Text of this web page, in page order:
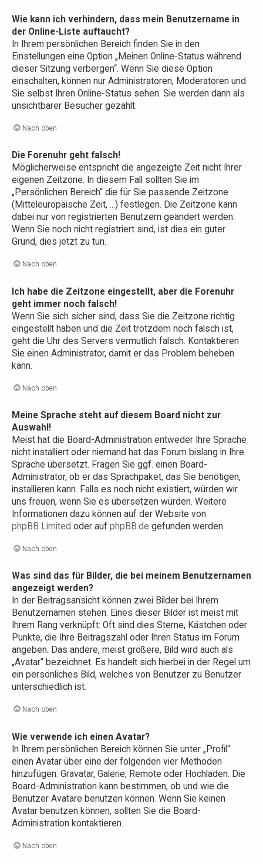
Wie kann ich verhindern, dass mein Benutzername in
der Online-Liste auftaucht?
In Ihrem persönlichen Bereich finden Sie in den
Einstellungen eine Option „Meinen Online-Status während
dieser Sitzung verbergen“. Wenn Sie diese Option
einschalten, können nur Administratoren, Moderatoren und
Sie selbst Ihren Online-Status sehen. Sie werden dann als
unsichtbarer Besucher gezählt.
Nach oben
Die Forenuhr geht falsch!
Möglicherweise entspricht die angezeigte Zeit nicht Ihrer
eigenen Zeitzone. In diesem Fall sollten Sie im
„Persönlichen Bereich“ die für Sie passende Zeitzone
(Mitteleuropäische Zeit, ...) festlegen. Die Zeitzone kann
dabei nur von registrierten Benutzern geändert werden.
Wenn Sie noch nicht registriert sind, ist dies ein guter
Grund, dies jetzt zu tun.
Nach oben
Ich habe die Zeitzone eingestellt, aber die Forenuhr
geht immer noch falsch!
Wenn Sie sich sicher sind, dass Sie die Zeitzone richtig
eingestellt haben und die Zeit trotzdem noch falsch ist,
geht die Uhr des Servers vermutlich falsch. Kontaktieren
Sie einen Administrator, damit er das Problem beheben
kann.
Nach oben
Meine Sprache steht auf diesem Board nicht zur
Auswahl!
Meist hat die Board-Administration entweder Ihre Sprache
nicht installiert oder niemand hat das Forum bislang in Ihre
Sprache übersetzt. Fragen Sie ggf. einen Board-
Administrator, ob er das Sprachpaket, das Sie benötigen,
installieren kann. Falls es noch nicht existiert, würden wir
uns freuen, wenn Sie es übersetzen würden. Weitere
Informationen dazu können auf der Website von
phpBB Limited oder auf phpBB.de gefunden werden.
Nach oben
Was sind das für Bilder, die bei meinem Benutzernamen
angezeigt werden?
In der Beitragsansicht können zwei Bilder bei Ihrem
Benutzernamen stehen. Eines dieser Bilder ist meist mit
Ihrem Rang verknüpft: Oft sind dies Sterne, Kästchen oder
Punkte, die Ihre Beitragszahl oder Ihren Status im Forum
angeben. Das andere, meist größere, Bild wird auch als
„Avatar“ bezeichnet. Es handelt sich hierbei in der Regel um
ein persönliches Bild, welches von Benutzer zu Benutzer
unterschiedlich ist.
Nach oben
Wie verwende ich einen Avatar?
In Ihrem persönlichen Bereich können Sie unter „Profil“
einen Avatar über eine der folgenden vier Methoden
hinzufügen: Gravatar, Galerie, Remote oder Hochladen. Die
Board-Administration kann bestimmen, ob und wie die
Benutzer Avatare benutzen können. Wenn Sie keinen
Avatar benutzen können, sollten Sie die Board-
Administration kontaktieren.
Nach oben